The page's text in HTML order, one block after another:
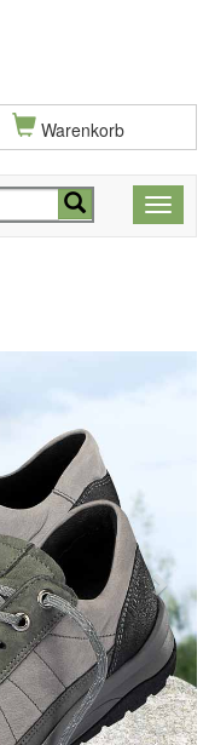
Warenkorb
Toggle